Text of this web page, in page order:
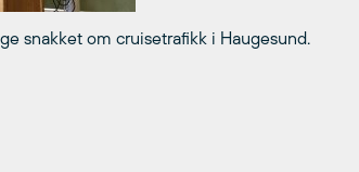
snakket om cruisetrafikk i Haugesund.